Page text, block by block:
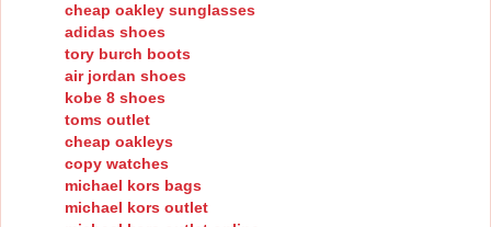
cheap oakley sunglasses
adidas shoes
tory burch boots
air jordan shoes
kobe 8 shoes
toms outlet
cheap oakleys
copy watches
michael kors bags
michael kors outlet